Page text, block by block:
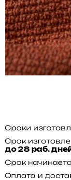
Сроки
Срок
до 28 раб.
Срок
Оплата и